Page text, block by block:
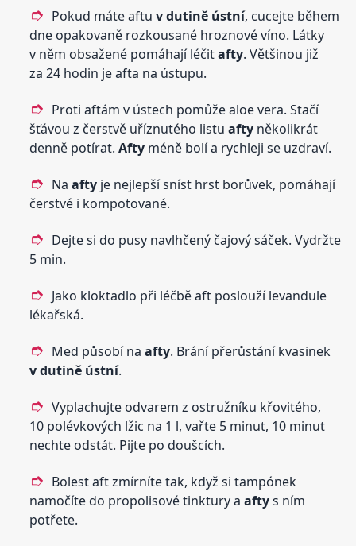
Pokud máte aftuv dutině ústní, cucejte během
dne opakovaně rozkousané hroznové víno. Látky
v něm obsažené pomáhají léčitafty. Většinou již
za 24 hodin je afta na ústupu.
Proti aftám v ústech pomůže aloe vera. Stačí
šťávou z čerstvě uříznutého listuafty několikrát
denně potírat.Afty méně bolí a rychleji se uzdraví.
Naafty je nejlepší sníst hrst borůvek, pomáhají
čerstvé i kompotované.
Dejte si do pusy navlhčený čajový sáček. Vydržte
5 min.
Jako kloktadlo při léčbě aft poslouží levandule
lékařská.
Med působí naafty. Brání přerůstání kvasinek
v dutině ústní.
Vyplachujte odvarem z ostružníku křovitého,
10 polévkových lžic na 1 l, vařte 5 minut, 10 minut
nechte odstát. Pijte po doušcích.
Bolest aft zmírníte tak, když si tampónek
namočíte do propolisové tinktury aaftys ním
potřete.